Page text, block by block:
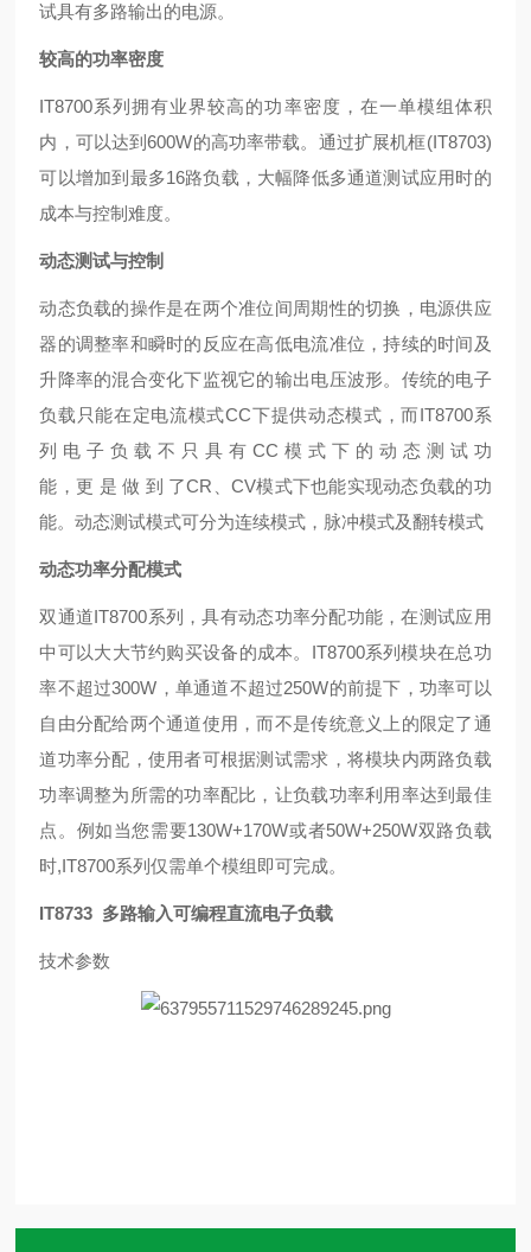
试具有多路输出的电源。
较高的功率密度
IT8700系列拥有业界较高的功率密度，在一单模组体积
内，可以达到600W的高功率带载。通过扩展机框(IT8703)
可以增加到最多16路负载，大幅降低多通道测试应用时的
成本与控制难度。
动态测试与控制
动态负载的操作是在两个准位间周期性的切换，电源供应
器的调整率和瞬时的反应在高低电流准位，持续的时间及
升降率的混合变化下监视它的输出电压波形。传统的电子
负载只能在定电流模式CC下提供动态模式，而IT8700系
列 电 子 负 载 不 只 具 有 CC 模 式 下 的 动 态 测 试 功
能，更 是 做 到 了CR、CV模式下也能实现动态负载的功
能。动态测试模式可分为连续模式，脉冲模式及翻转模式
动态功率分配模式
双通道IT8700系列，具有动态功率分配功能，在测试应用
中可以大大节约购买设备的成本。IT8700系列模块在总功
率不超过300W，单通道不超过250W的前提下，功率可以
自由分配给两个通道使用，而不是传统意义上的限定了通
道功率分配，使用者可根据测试需求，将模块内两路负载
功率调整为所需的功率配比，让负载功率利用率达到最佳
点。例如当您需要130W+170W或者50W+250W双路负载
时,IT8700系列仅需单个模组即可完成。
IT8733 多路输入可编程直流电子负载
技术参数